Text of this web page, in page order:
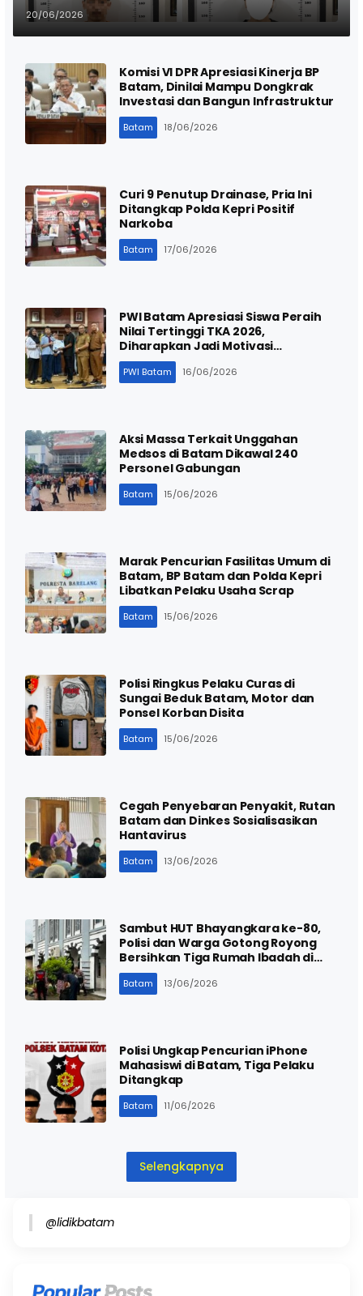
5 Kilogram Ganja
20/06/2026
Komisi VI DPR Apresiasi Kinerja BP
Batam, Dinilai Mampu Dongkrak
Investasi dan Bangun Infrastruktur
Batam 18/06/2026
Curi 9 Penutup Drainase, Pria Ini
Ditangkap Polda Kepri Positif
Narkoba
Batam 17/06/2026
PWI Batam Apresiasi Siswa Peraih
Nilai Tertinggi TKA 2026,
Diharapkan Jadi Motivasi
Berprestasi
PWI Batam 16/06/2026
Aksi Massa Terkait Unggahan
Medsos di Batam Dikawal 240
Personel Gabungan
Batam 15/06/2026
Marak Pencurian Fasilitas Umum di
Batam, BP Batam dan Polda Kepri
Libatkan Pelaku Usaha Scrap
Batam 15/06/2026
Polisi Ringkus Pelaku Curas di
Sungai Beduk Batam, Motor dan
Ponsel Korban Disita
Batam 15/06/2026
Cegah Penyebaran Penyakit, Rutan
Batam dan Dinkes Sosialisasikan
Hantavirus
Batam 13/06/2026
Sambut HUT Bhayangkara ke-80,
Polisi dan Warga Gotong Royong
Bersihkan Tiga Rumah Ibadah di
Batam
Batam 13/06/2026
Polisi Ungkap Pencurian iPhone
Mahasiswi di Batam, Tiga Pelaku
Ditangkap
Batam 11/06/2026
Selengkapnya
@lidikbatam